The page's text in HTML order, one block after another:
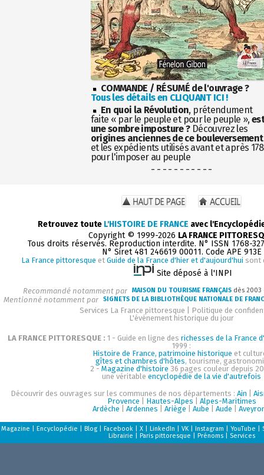
COMMANDE / RÉSUMÉ de l'ouvrage ?
Tous les détails en CLIQUANT ICI !
En quoi la Révolution, prétendument
faite « par le peuple et pour le peuple »,
une sombre imposture ?Découvrez les
origines anciennes de ce bouleversement
et les expédients utilisés avant et après
pour l'imposer au peuple
- - - - - - - - - - -
Retrouvez toute L'HISTOIRE DE FRANCE avec
Copyright © 1999-2026 LA FRANCE
Tous droits réservés. Reproduction interdite. N° ISSN 1768-
N° Siret 481 246619 00011. Code APE 913E
La France pittoresque et Guide de la France d'hier et d'aujourd'hui sont
Site déposé à l'INPI
Recommandé notamment par MAISON DU TOURISME FRANÇAIS dès
Mentionné notamment par SIGNETS DE LA BIBLIOTHÈQUE NATIONALE DE
Services La France pittoresque
Politique de
L'événement historique du jour
LA FRANCE PITTORESQUE : 1 - Guide en ligne des richesses de la France
1999 :
Histoire de France, patrimoine historique et
gîtes et chambres d'hôtes, tourisme,
2 - Magazine d'histoire 36 pages couleur depuis
une véritable encyclopédie de la vie d'autrefois
Découvrir des ouvrages sur les communes de nos départements : Ain
Provence
Hautes-Alpes
Alpes-Maritimes
Ardèche
Ardennes Ariège Aube Aude
Magazine Encyclopédie Blog| Facebook| X| LinkedIn VK| Instagram YouTube
Librairie
Paris pittoresque Prénoms| Services